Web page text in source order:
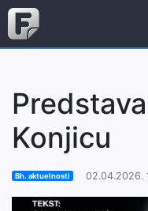
Konjicu
Bh. aktuelnosti 02.04.2026.